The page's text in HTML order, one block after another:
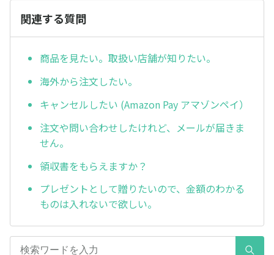
関連する質問
商品を見たい。取扱い店舗が知りたい。
海外から注文したい。
キャンセルしたい (Amazon Pay アマゾンペイ）
注文や問い合わせしたけれど、メールが届きま
せん。
領収書をもらえますか？
プレゼントとして贈りたいので、金額のわかる
ものは入れないで欲しい。